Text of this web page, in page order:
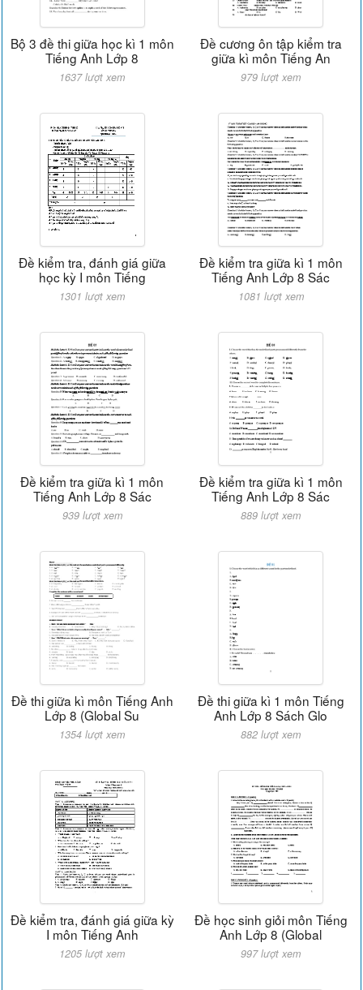
Bộ 3 đề thi giữa học kì 1 môn
Tiếng Anh Lớp 8
1637 lượt xem
Đề cương ôn tập kiểm tra
giữa kì môn Tiếng An
979 lượt xem
Đề kiểm tra, đánh giá giữa
học kỳ I môn Tiếng
1301 lượt xem
Đề kiểm tra giữa kì 1 môn
Tiếng Anh Lớp 8 Sác
1081 lượt xem
Đề kiểm tra giữa kì 1 môn
Tiếng Anh Lớp 8 Sác
939 lượt xem
Đề kiểm tra giữa kì 1 môn
Tiếng Anh Lớp 8 Sác
889 lượt xem
Đề thi giữa kì môn Tiếng Anh
Lớp 8 (Global Su
1354 lượt xem
Đề thi giữa kì 1 môn Tiếng
Anh Lớp 8 Sách Glo
882 lượt xem
Đề kiểm tra, đánh giá giữa kỳ
I môn Tiếng Anh
1205 lượt xem
Đề học sinh giỏi môn Tiếng
Anh Lớp 8 (Global
997 lượt xem